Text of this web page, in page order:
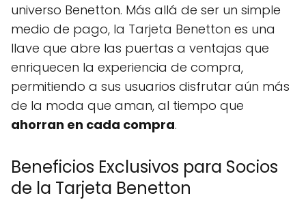
universo Benetton. Más allá de ser un simple
medio de pago, la Tarjeta Benetton es una
llave que abre las puertas a ventajas que
enriquecen la experiencia de compra,
permitiendo a sus usuarios disfrutar aún más
de la moda que aman, al tiempo que
ahorran en cada compra.
Beneficios Exclusivos para Socios
de la Tarjeta Benetton